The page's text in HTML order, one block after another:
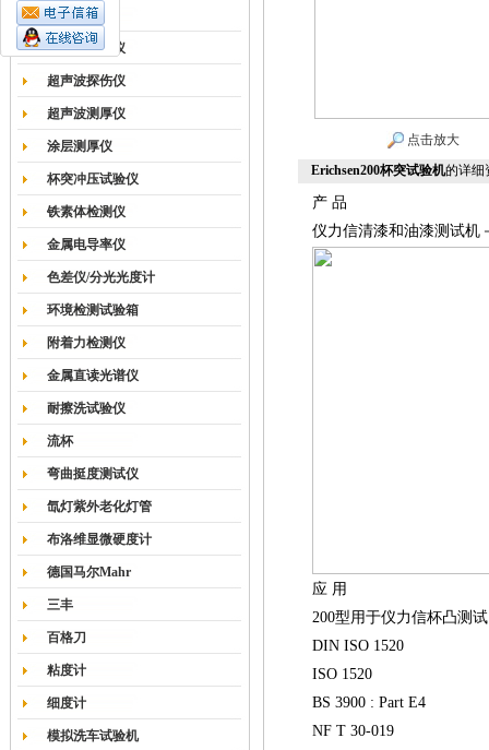
耐磨试验机
色差仪光泽仪
超声波探伤仪
超声波测厚仪
涂层测厚仪
杯突冲压试验仪
铁素体检测仪
金属电导率仪
色差仪/分光光度计
环境检测试验箱
附着力检测仪
金属直读光谱仪
耐擦洗试验仪
流杯
弯曲挺度测试仪
氙灯紫外老化灯管
布洛维显微硬度计
德国马尔Mahr
三丰
百格刀
粘度计
细度计
模拟洗车试验机
点击放大
Erichsen200杯突试验机的详细
产 品
仪力信清漆和油漆测试机
应 用
200型用于仪力信杯凸测
DIN ISO 1520
ISO 1520
BS 3900 : Part E4
NF T 30-019